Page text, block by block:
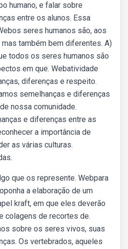
humano, e falar sobre
entre os alunos. Essa
seres humanos são, aos
também bem diferentes. A)
todos os seres humanos são
em que. Webatividade
diferenças e respeito.
semelhanças e diferenças
nossa comunidade.
e diferenças entre as
a importância de
as várias culturas.
que os represente. Webpara
a elaboração de um
kraft, em que eles deverão
colagens de recortes de.
sobre os seres vivos, suas
Os vertebrados, aqueles